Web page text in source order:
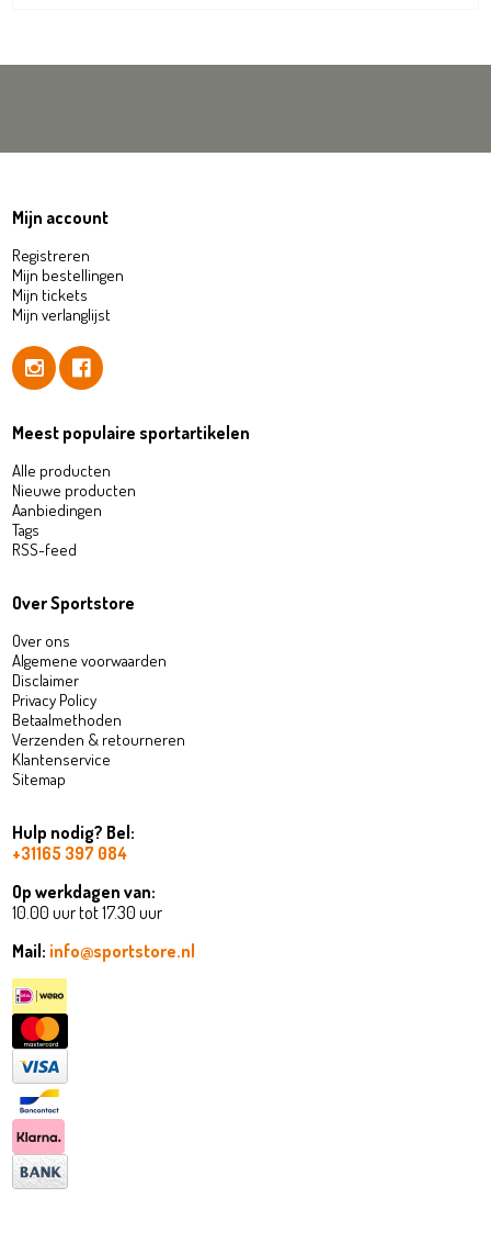
Mijn account
Registreren
Mijn bestellingen
Mijn tickets
Mijn verlanglijst
Meest populaire sportartikelen
Alle producten
Nieuwe producten
Aanbiedingen
Tags
RSS-feed
Over Sportstore
Over ons
Algemene voorwaarden
Disclaimer
Privacy Policy
Betaalmethoden
Verzenden & retourneren
Klantenservice
Sitemap
Hulp nodig? Bel:
+31165 397 084
Op werkdagen van:
10.00 uur tot 17.30 uur
Mail: info@sportstore.nl